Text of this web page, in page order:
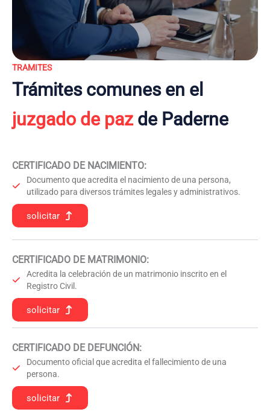
TRAMITES
Trámites comunes en el
juzgado de pazde Paderne
CERTIFICADO DE NACIMIENTO:
Documento que acredita el nacimiento de una persona,
utilizado para diversos trámites legales y administrativos.
solicitar
CERTIFICADO DE MATRIMONIO:
Acredita la celebración de un matrimonio inscrito en el
Registro Civil.
solicitar
CERTIFICADO DE DEFUNCIÓN:
Documento oficial que acredita el fallecimiento de una
persona.
solicitar